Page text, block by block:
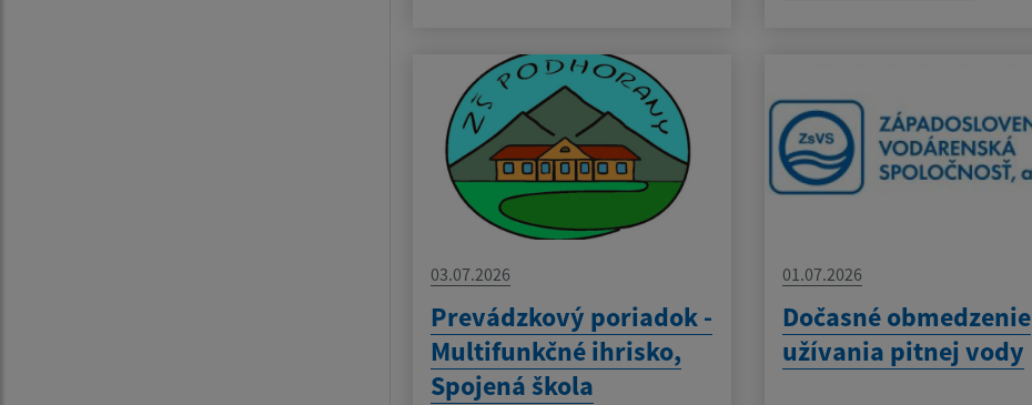
03.07.2026
Prevádzkový poriadok -
Multifunkčné ihrisko,
Spojená škola
01.07.2026
Dočasné obmedzenie
užívania pitnej vody